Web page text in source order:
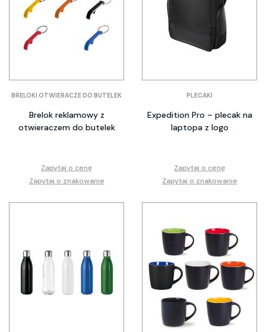
BRELOKI OTWIERACZE DO BUTELEK
Brelok reklamowy z
otwieraczem do butelek
Zapytaj o cenę
Zapytaj o znakowanie
PLECAKI
Expedition Pro – plecak na
laptopa z logo
Zapytaj o cenę
Zapytaj o znakowanie